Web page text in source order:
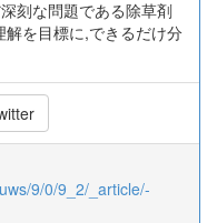
刻な問題である除草剤
を目標に,できるだけ分
9/0/9_2/_article/-